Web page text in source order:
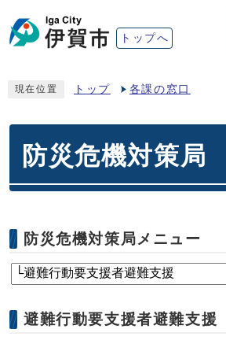
トップへ
現在位置 トップ 各課の窓口
防災危機対策局
防災危機対策局メニュー
避難行動要支援者避難支援